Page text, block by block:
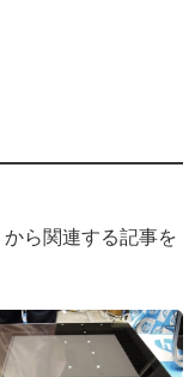
から関連する記事を